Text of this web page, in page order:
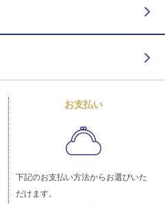
お支払い
下記のお支払い方法からお選びいた
だけます。